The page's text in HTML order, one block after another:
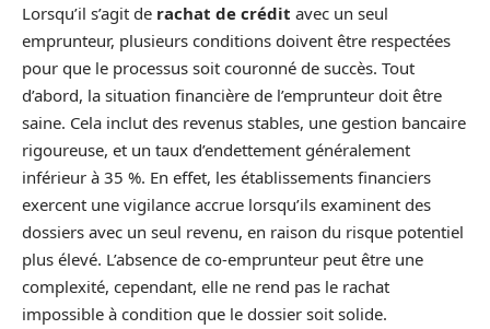
Lorsqu’il s’agit de rachat de crédit avec un seul
emprunteur, plusieurs conditions doivent être respectées
pour que le processus soit couronné de succès. Tout
d’abord, la situation financière de l’emprunteur doit être
saine. Cela inclut des revenus stables, une gestion bancaire
rigoureuse, et un taux d’endettement généralement
inférieur à 35 %. En effet, les établissements financiers
exercent une vigilance accrue lorsqu’ils examinent des
dossiers avec un seul revenu, en raison du risque potentiel
plus élevé. L’absence de co-emprunteur peut être une
complexité, cependant, elle ne rend pas le rachat
impossible à condition que le dossier soit solide.